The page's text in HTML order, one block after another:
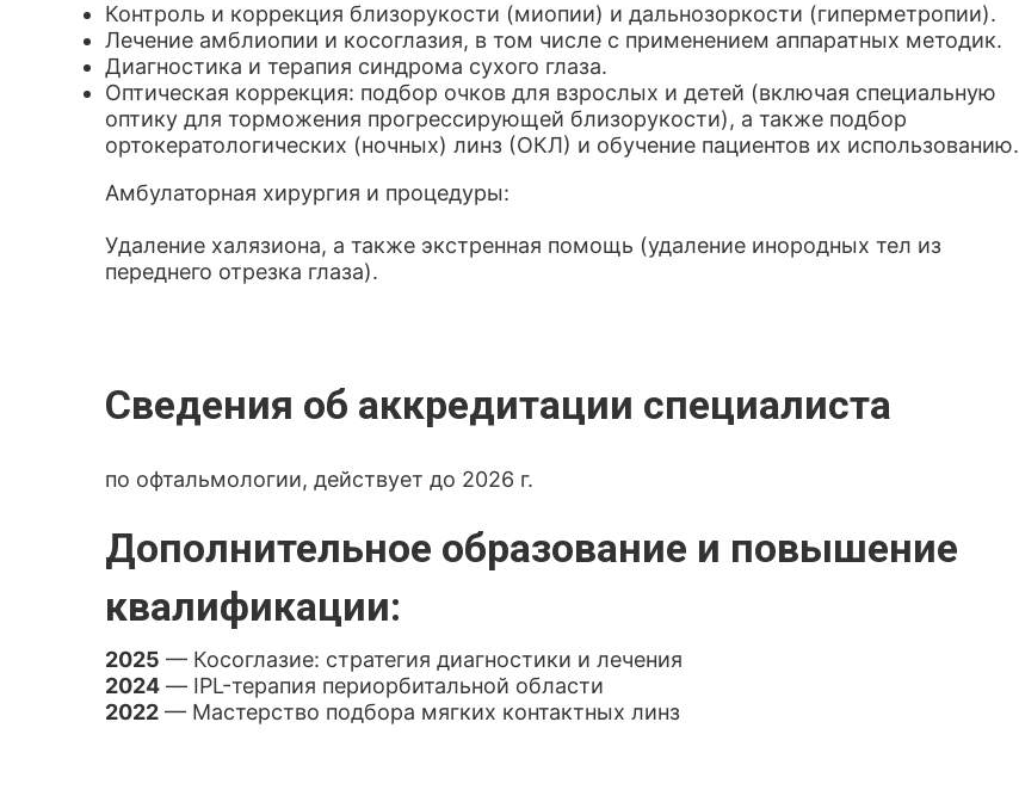
Контроль и коррекция близорукости (миопии) и дальнозоркости (гиперметропии).
Лечение амблиопии и косоглазия, в том числе с применением аппаратных методик.
Диагностика и терапия синдрома сухого глаза.
Оптическая коррекция: подбор очков для взрослых и детей (включая специальную
оптику для торможения прогрессирующей близорукости), а также подбор
ортокератологических (ночных) линз (ОКЛ) и обучение пациентов их использованию.
Амбулаторная хирургия и процедуры:
Удаление халязиона, а также экстренная помощь (удаление инородных тел из
переднего отрезка глаза).
Сведения об аккредитации специалиста
по офтальмологии, действует до 2026 г.
Дополнительное образование и повышение
квалификации:
2025 — Косоглазие: стратегия диагностики и лечения
2024 — IPL-терапия периорбитальной области
2022 — Мастерство подбора мягких контактных линз